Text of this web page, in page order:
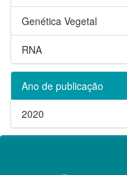
Genética Vegetal
RNA
Ano de publicação
2020